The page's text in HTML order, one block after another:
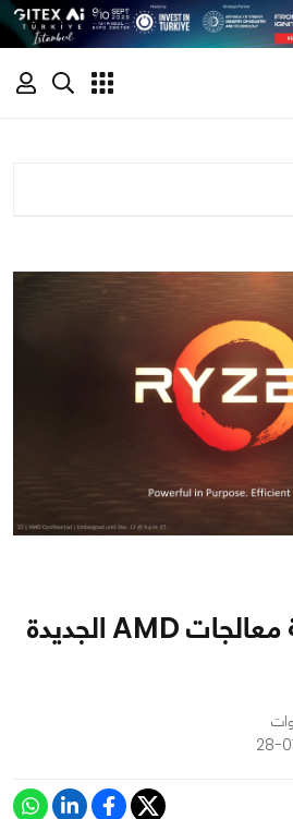
مستقبل معمارية معالجات AMD الجديدة